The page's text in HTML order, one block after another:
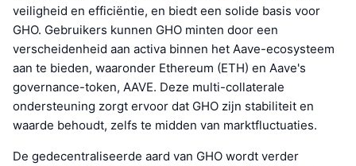
veiligheid en efficiëntie, en biedt een solide basis voor
GHO. Gebruikers kunnen GHO minten door een
verscheidenheid aan activa binnen het Aave-ecosysteem
aan te bieden, waaronder Ethereum (ETH) en Aave's
governance-token, AAVE. Deze multi-collaterale
ondersteuning zorgt ervoor dat GHO zijn stabiliteit en
waarde behoudt, zelfs te midden van marktfluctuaties.
De gedecentraliseerde aard van GHO wordt verder